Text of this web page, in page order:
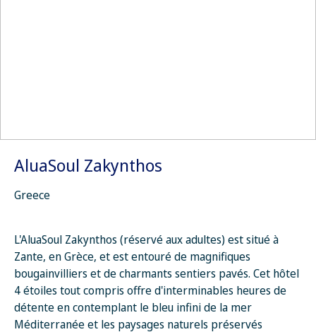
AluaSoul Zakynthos
Greece
L'AluaSoul Zakynthos (réservé aux adultes) est situé à
Zante, en Grèce, et est entouré de magnifiques
bougainvilliers et de charmants sentiers pavés. Cet hôtel
4 étoiles tout compris offre d'interminables heures de
détente en contemplant le bleu infini de la mer
Méditerranée et les paysages naturels préservés